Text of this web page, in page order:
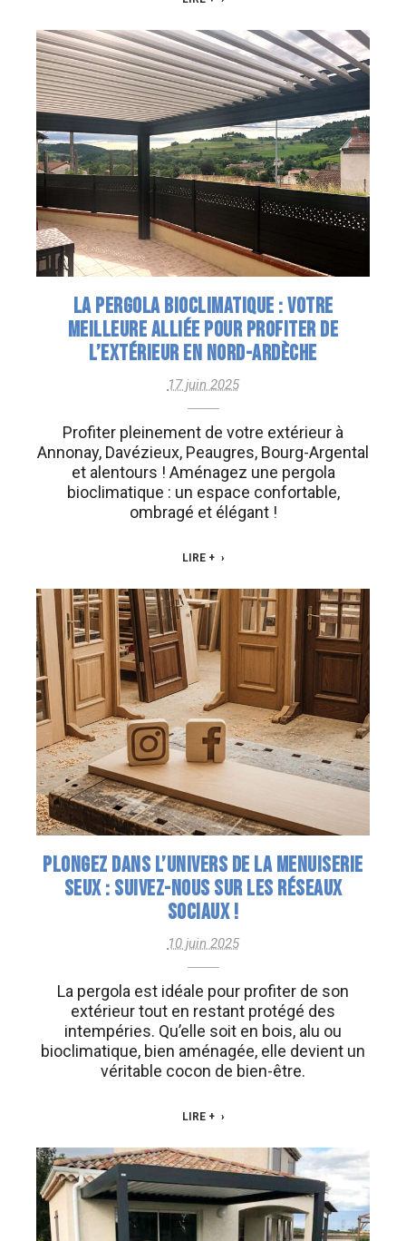
LA PERGOLA BIOCLIMATIQUE : VOTRE
MEILLEURE ALLIÉE POUR PROFITER DE
L’EXTÉRIEUR EN NORD-ARDÈCHE
17 juin 2025
Profiter pleinement de votre extérieur à
Annonay, Davézieux, Peaugres, Bourg-Argental
et alentours ! Aménagez une pergola
bioclimatique : un espace confortable,
ombragé et élégant !
LIRE +
PLONGEZ DANS L’UNIVERS DE LA MENUISERIE
SEUX : SUIVEZ-NOUS SUR LES RÉSEAUX
SOCIAUX !
10 juin 2025
La pergola est idéale pour profiter de son
extérieur tout en restant protégé des
intempéries. Qu’elle soit en bois, alu ou
bioclimatique, bien aménagée, elle devient un
véritable cocon de bien-être.
LIRE +